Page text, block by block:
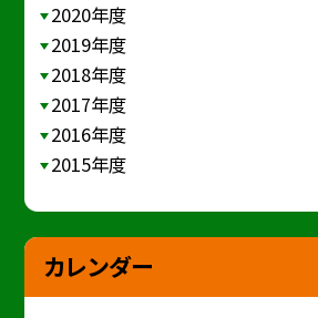
2020年度
2019年度
2018年度
2017年度
2016年度
2015年度
カレンダー